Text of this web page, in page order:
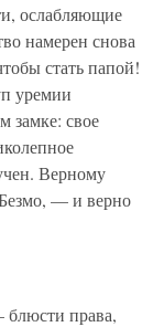
ослабляющие
намерен снова
стать папой!
уремии
замке: свое
Верному
— и верно
права,